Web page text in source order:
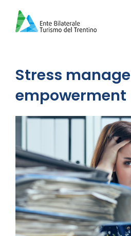
contenuto
Stress
empowerment